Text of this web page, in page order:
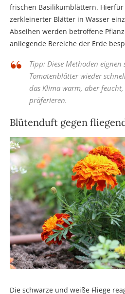
frischen Basilikumblättern.
zerkleinerter Blätter in Wasser
Abseihen werden betroffene
anliegende Bereiche der Erde
Tipp: Diese Methoden
Tomatenblätter wieder
das Klima warm, aber
präferieren.
Blütenduft gegen
Die schwarze und weiße Fliege